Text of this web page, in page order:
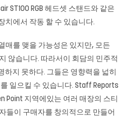
ST100 RGB 헤드셋 스탠드와 같은
치에서 작동 할 수 있습니다.
매를 맺을 가능성은 있지만, 모든
않습니다. 따라서이 회담의 민주적
하지 못하다. 그들은 영향력을 넓히
일으킬 수 있습니다. Staff Reports
Point 지역에있는 여러 매장의 스티
들이 구매자를 창의적으로 만들어